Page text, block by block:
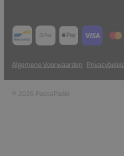
Algemene Voorwaarden Privacybeleid
© 2026 PassaPadel